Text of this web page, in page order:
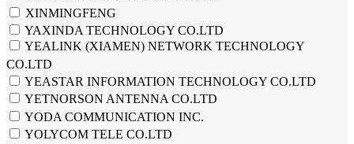
XINMINGFENG
YAXINDA TECHNOLOGY СО.LTD
YEALINK (XIAMEN) NETWORK TECHNOLOGY
CO.LTD
YEASTAR INFORMATION TECHNOLOGY CO.LTD
YETNORSON ANTENNA CO.LTD
YODA COMMUNICATION INC.
YOLYCOM TELE CO.LTD